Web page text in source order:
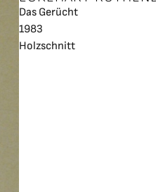
Das Gerücht
1983
Holzschnitt